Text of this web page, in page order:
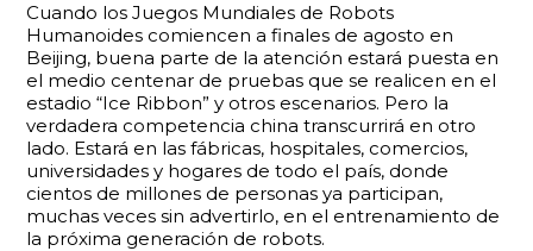
Cuando los Juegos Mundiales de Robots
Humanoides comiencen a finales de agosto en
Beijing, buena parte de la atención estará puesta en
el medio centenar de pruebas que se realicen en el
estadio “Ice Ribbon” y otros escenarios. Pero la
verdadera competencia china transcurrirá en otro
lado. Estará en las fábricas, hospitales, comercios,
universidades y hogares de todo el país, donde
cientos de millones de personas ya participan,
muchas veces sin advertirlo, en el entrenamiento de
la próxima generación de robots.